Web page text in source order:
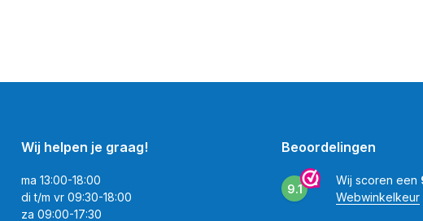
Wij helpen je graag!
ma 13:00-18:00
di t/m vr 09:30-18:00
za 09:00-17:30
Beoordelingen
9.1
Wij scoren een
Webwinkelkeur